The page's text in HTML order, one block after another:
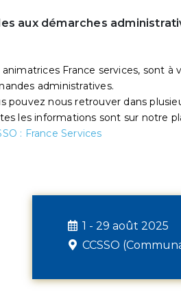
aux démarches
animatrices France services, sont
administratives.
pouvez nous retrouver dans
les informations sont sur notre
: France Services
1 - 29 août 2025
CCSSO